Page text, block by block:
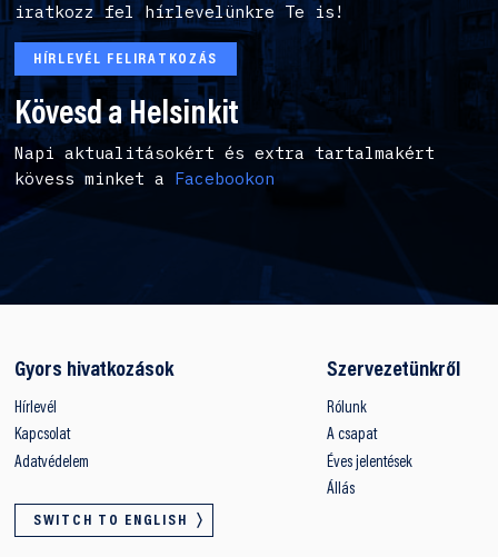
iratkozz fel hírlevelünkre Te is!
HÍRLEVÉL FELIRATKOZÁS
Kövesd a Helsinkit
Napi aktualitásokért és extra tartalmakért
kövess minket a Facebookon
Gyors hivatkozások
Hírlevél
Kapcsolat
Adatvédelem
SWITCH TO ENGLISH
Szervezetünkről
Rólunk
A csapat
Éves jelentések
Állás